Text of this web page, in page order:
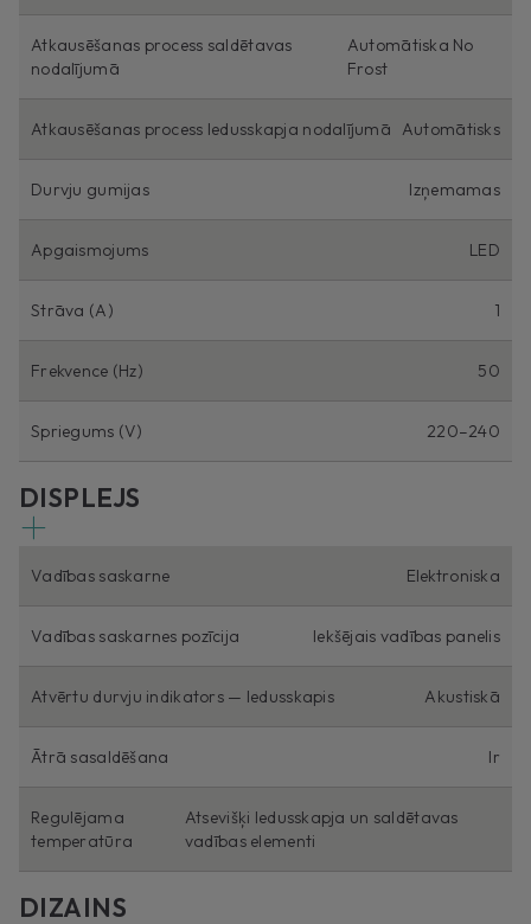
Atkausēšanas process saldētavas
nodalījumā
Automātiska No
Frost
Atkausēšanas process ledusskapja nodalījumā Automātisks
Durvju gumijas Izņemamas
Apgaismojums LED
Strāva (A) 1
Frekvence (Hz) 50
Spriegums (V) 220–240
DISPLEJS
Vadības saskarne Elektroniska
Vadības saskarnes pozīcija Iekšējais vadības panelis
Atvērtu durvju indikators — ledusskapis Akustiskā
Ātrā sasaldēšana Ir
Regulējama
temperatūra
Atsevišķi ledusskapja un saldētavas
vadības elementi
DIZAINS